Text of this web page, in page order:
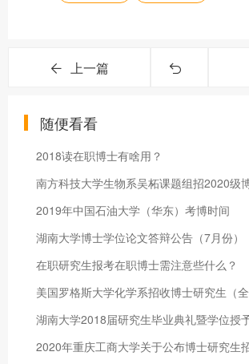
上一篇
随便看看
2018读在职博士有啥用？
南方科技大学生物系吴柘课题组招2020级
2019年中国石油大学（华东）考博时间
湖南大学博士学位论文答辩公告（7月份）
在职研究生报考在职博士需注意些什么？
美国罗格斯大学化学系招收博士研究生（全
湖南大学2018届研究生毕业典礼暨学位授